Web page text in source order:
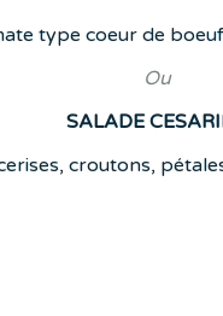
type coeur de
Ou
SALADE
croutons,